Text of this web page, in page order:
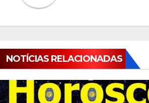
NOTÍCIAS RELACIONADAS